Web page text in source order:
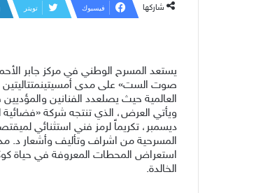
شاركها فيسبوك تويتر
يستعد المسرح الوطني في مركز جابر
العالمية حيث يصلعدد الفنانين والمؤديين في العرض
ديسمبر، تكريماً لرمز فني استثنائي
المسرحية من اشراف وتأليف وأشعار د.
استعراض المحطات المعروفة في حياة
الخالدة.